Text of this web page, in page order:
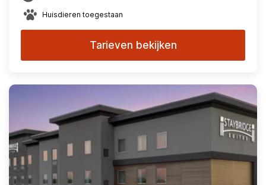
Huisdieren toegestaan
Tarieven bekijken